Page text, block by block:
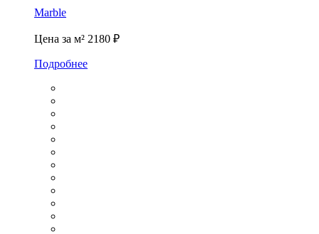
Marble
Цена за м² 2180 ₽
Подробнее